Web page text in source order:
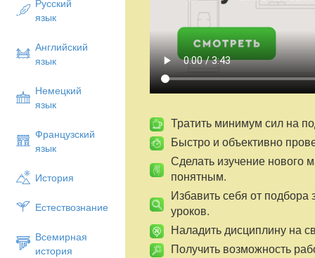
Русский
язык
Английский
язык
Немецкий
язык
Французский
язык
История
Естествознание
Всемирная
история
Тратить минимум сил на
Быстро и объективно
Сделать изучение нового
понятным.
Избавить себя от подбора
уроков.
Наладить дисциплину на
Получить возможность